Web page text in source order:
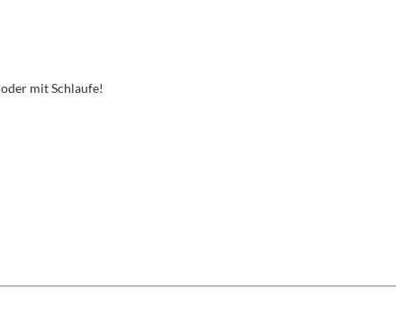
mit Schlaufe!